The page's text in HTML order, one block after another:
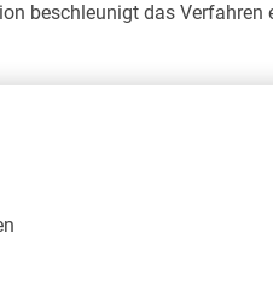
beschleunigt das Verfahren